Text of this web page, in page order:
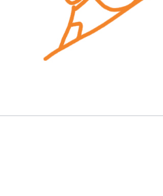
وكيف يمكننا الحفاظ على
لقب الفاسق على شخص